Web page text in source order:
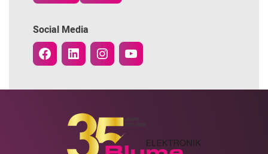
Social Media